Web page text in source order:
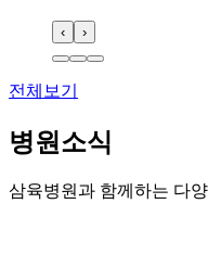
‹ ›
전체보기
병원소식
삼육병원과 함께하는 다